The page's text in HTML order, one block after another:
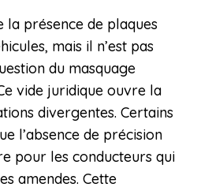
la présence de plaques
mais il n’est pas
du masquage
vide juridique ouvre la
divergentes. Certains
l’absence de précision
pour les conducteurs qui
amendes. Cette